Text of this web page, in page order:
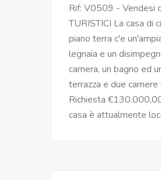
Rif: V0509 - Vendesi
TURISTICI La casa di
piano terra c'e
legnaia e un
camera, un bagno ed
terrazza e due
Richiesta
casa è attualmente